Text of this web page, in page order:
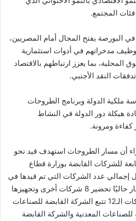
المجتمع.
يفتح المجال أمام المصريين،
مدخراتهم في أدوات استثمارية
المحلية، بما يعزز ارتباطهم بالاقتصاد
النقد الأجنبي.
ملكية الدولة وبرنامج الطروحات
هيكلة دور الدولة في النشاط
ومرونة.
أن مسار الطروحات استهدف قيد نحو
للشركات القابضة بوزارة قطاع
إجمالي عدد الشركات التي تم قيدها في
البورصة إلى 12 شركة، وجار حاليًا تحضير 8 شركات أخرى وتجهيزها
للقيد، مشيرًا إلى أن الشركات الـ12 تتبع الشركة القابضة للصناعات
للصناعات المعدنية والشركة القابضة